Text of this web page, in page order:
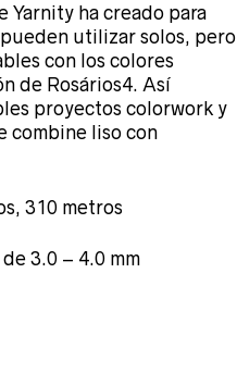
Yarnity ha creado para
utilizar solos, pero
con los colores
de Rosários4. Así
proyectos colorwork y
combine liso con
310 metros
3.0 – 4.0 mm